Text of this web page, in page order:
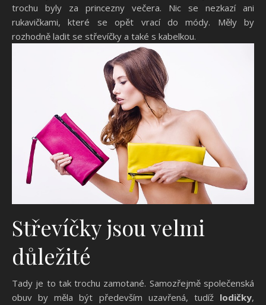
trochu byly za princezny večera. Nic se nezkazí ani
rukavičkami, které se opět vrací do módy. Měly by
rozhodně ladit se střevíčky a také s kabelkou.
Střevíčky jsou velmi
důležité
Tady je to tak trochu zamotané. Samozřejmě společenská
obuv by měla být především uzavřená, tudíž lodičky,